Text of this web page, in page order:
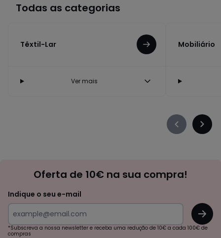
Todas as categorias
Têxtil-Lar
Ver mais
Mobiliário
Précédent
Oferta de 10€ na sua compra!
Indique o seu e-mail
OK
*Subscreva a nossa newsletter e receba uma redução de 10€ a cada 100€ de
compras